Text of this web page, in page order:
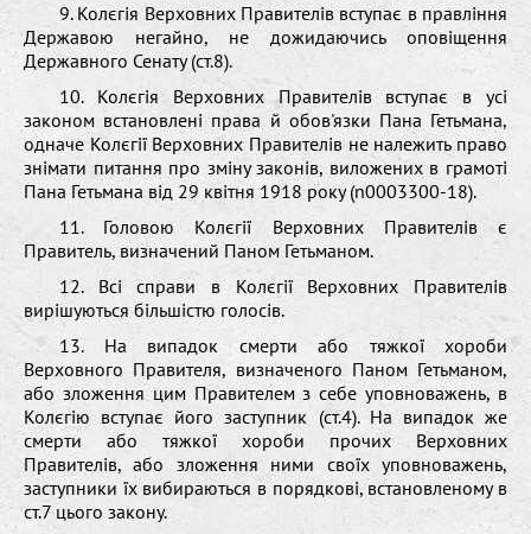
9. Колєгія Верховних Правителів вступає в правління
Державою негайно, не дожидаючись оповіщення
Державного Сенату (ст.8).
10. Колєгія Верховних Правителів вступає в усі
законом встановлені права й обов'язки Пана Гетьмана,
одначе Колєгії Верховних Правителів не належить право
знімати питання про зміну законів, виложених в грамоті
Пана Гетьмана від 29 квітня 1918 року (n0003300-18).
11. Головою Колєгії Верховних Правителів є
Правитель, визначений Паном Гетьманом.
12. Всі справи в Колєгії Верховних Правителів
вирішуються більшістю голосів.
13. На випадок смерти або тяжкої хороби
Верховного Правителя, визначеного Паном Гетьманом,
або зложення цим Правителем з себе уповноважень, в
Колєгію вступає його заступник (ст.4). На випадок же
смерти або тяжкої хороби прочих Верховних
Правителів, або зложення ними своїх уповноважень,
заступники їх вибираються в порядкові, встановленому в
ст.7 цього закону.